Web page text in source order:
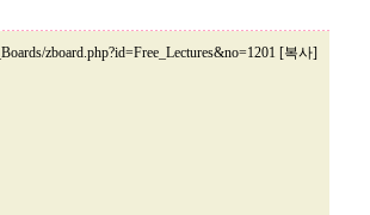
zboard.php?id=Free_Lectures&no=1201 [복사]